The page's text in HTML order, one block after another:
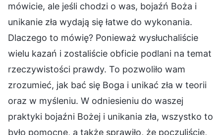
mówicie, ale jeśli chodzi o was, bojaźń Boża i
unikanie zła wydają się łatwe do wykonania.
Dlaczego to mówię? Ponieważ wysłuchaliście
wielu kazań i zostaliście obficie podlani na temat
rzeczywistości prawdy. To pozwoliło wam
zrozumieć, jak bać się Boga i unikać zła w teorii
oraz w myśleniu. W odniesieniu do waszej
praktyki bojaźni Bożej i unikania zła, wszystko to
było pomocne, a także sprawiło, że poczuliście,